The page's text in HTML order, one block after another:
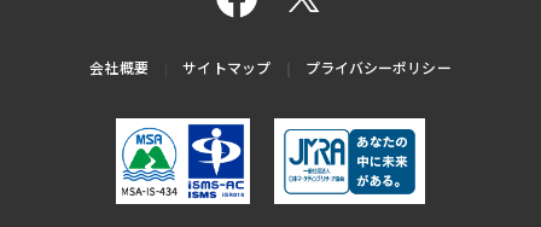
会社概要 サイトマップ プライバシーポリシー